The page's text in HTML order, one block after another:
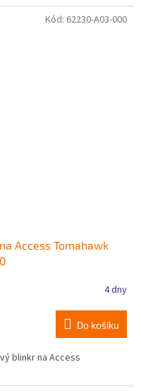
Access Tomahawk
4 dny
Do košíku
blinkr na Access
Kód: 62230-A03-000